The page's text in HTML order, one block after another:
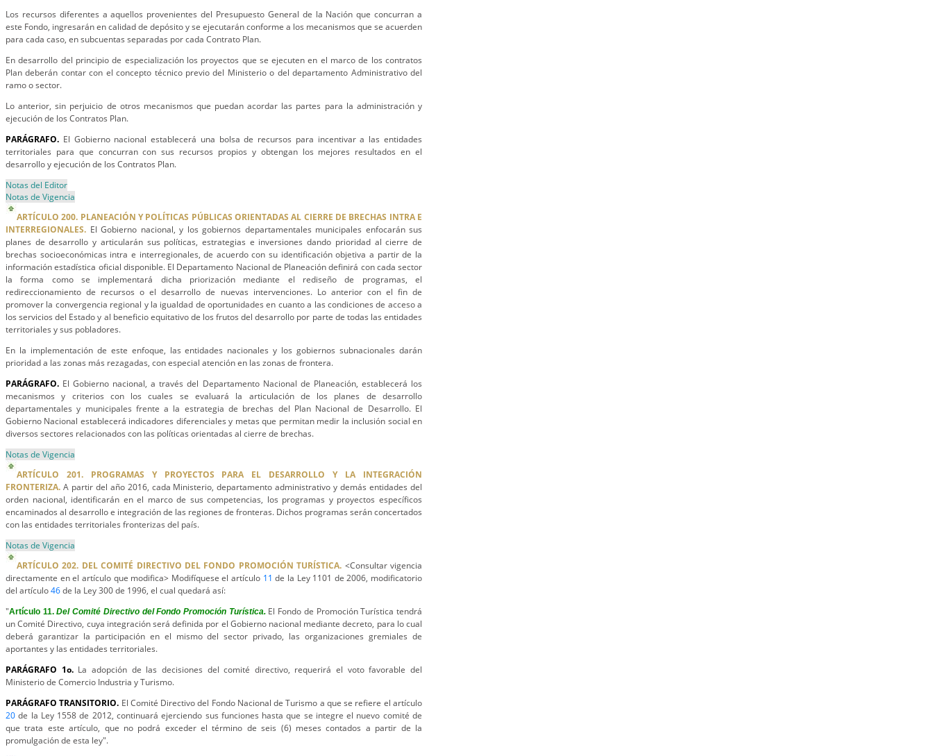
Los recursos diferentes a aquellos provenientes del Presupuesto General de la Nación que concurran a
este Fondo, ingresarán en calidad de depósito y se ejecutarán conforme a los mecanismos que se acuerden
para cada caso, en subcuentas separadas por cada Contrato Plan.
En desarrollo del principio de especialización los proyectos que se ejecuten en el marco de los contratos
Plan deberán contar con el concepto técnico previo del Ministerio o del departamento Administrativo del
ramo o sector.
Lo anterior, sin perjuicio de otros mecanismos que puedan acordar las partes para la administración y
ejecución de los Contratos Plan.
PARÁGRAFO. El Gobierno nacional establecerá una bolsa de recursos para incentivar a las entidades
territoriales para que concurran con sus recursos propios y obtengan los mejores resultados en el
desarrollo y ejecución de los Contratos Plan.
Notas del Editor
Notas de Vigencia
ARTÍCULO 200. PLANEACIÓN Y POLÍTICAS PÚBLICAS ORIENTADAS AL CIERRE DE BRECHAS INTRA E
INTERREGIONALES. El Gobierno nacional, y los gobiernos departamentales municipales enfocarán sus
planes de desarrollo y articularán sus políticas, estrategias e inversiones dando prioridad al cierre de
brechas socioeconómicas intra e interregionales, de acuerdo con su identificación objetiva a partir de la
información estadística oficial disponible. El Departamento Nacional de Planeación definirá con cada sector
la forma como se implementará dicha priorización mediante el rediseño de programas, el
redireccionamiento de recursos o el desarrollo de nuevas intervenciones. Lo anterior con el fin de
promover la convergencia regional y la igualdad de oportunidades en cuanto a las condiciones de acceso a
los servicios del Estado y al beneficio equitativo de los frutos del desarrollo por parte de todas las entidades
territoriales y sus pobladores.
En la implementación de este enfoque, las entidades nacionales y los gobiernos subnacionales darán
prioridad a las zonas más rezagadas, con especial atención en las zonas de frontera.
PARÁGRAFO. El Gobierno nacional, a través del Departamento Nacional de Planeación, establecerá los
mecanismos y criterios con los cuales se evaluará la articulación de los planes de desarrollo
departamentales y municipales frente a la estrategia de brechas del Plan Nacional de Desarrollo. El
Gobierno Nacional establecerá indicadores diferenciales y metas que permitan medir la inclusión social en
diversos sectores relacionados con las políticas orientadas al cierre de brechas.
Notas de Vigencia
ARTÍCULO 201. PROGRAMAS Y PROYECTOS PARA EL DESARROLLO Y LA INTEGRACIÓN
FRONTERIZA. A partir del año 2016, cada Ministerio, departamento administrativo y demás entidades del
orden nacional, identificarán en el marco de sus competencias, los programas y proyectos específicos
encaminados al desarrollo e integración de las regiones de fronteras. Dichos programas serán concertados
con las entidades territoriales fronterizas del país.
Notas de Vigencia
ARTÍCULO 202. DEL COMITÉ DIRECTIVO DEL FONDO PROMOCIÓN TURÍSTICA. <Consultar vigencia
directamente en el artículo que modifica> Modifíquese el artículo 11 de la Ley 1101 de 2006, modificatorio
del artículo46de la Ley 300 de 1996, el cual quedará así:
"Artículo 11.Del Comité Directivo del Fondo Promoción Turística. El Fondo de Promoción Turística tendrá
un Comité Directivo, cuya integración será definida por el Gobierno nacional mediante decreto, para lo cual
deberá garantizar la participación en el mismo del sector privado, las organizaciones gremiales de
aportantes y las entidades territoriales.
PARÁGRAFO 1o.La adopción de las decisiones del comité directivo, requerirá el voto favorable del
Ministerio de Comercio Industria y Turismo.
PARÁGRAFO TRANSITORIO. El Comité Directivo del Fondo Nacional de Turismo a que se refiere el artículo
20 de la Ley 1558 de 2012, continuará ejerciendo sus funciones hasta que se integre el nuevo comité de
que trata este artículo, que no podrá exceder el término de seis (6) meses contados a partir de la
promulgación de esta ley".